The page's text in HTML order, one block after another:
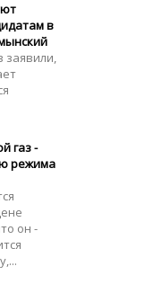
в
заявили,
газ -
режима
он -